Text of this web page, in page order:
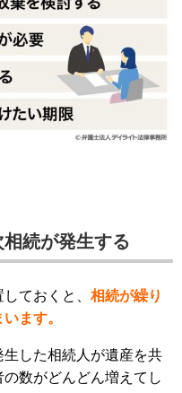
続が発生する
ておくと、 相続が繰り
ます。
した相続人が遺産を共
数がどんどん増えてし